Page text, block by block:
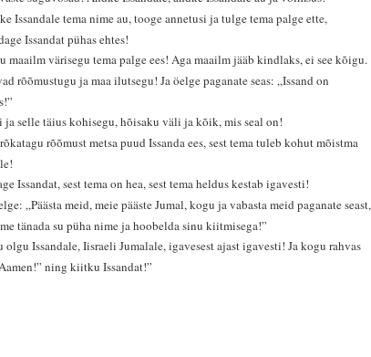
Issandale tema nime au, tooge annetusi ja tulge tema palge ette,
Issandat pühas ehtes!
maailm värisegu tema palge ees! Aga maailm jääb kindlaks, ei see kõigu.
rõõmustugu ja maa ilutsegu! Ja öelge paganate seas: „Issand on
ja selle täius kohisegu, hõisaku väli ja kõik, mis seal on!
rõõmust metsa puud Issanda ees, sest tema tuleb kohut mõistma
Issandat, sest tema on hea, sest tema heldus kestab igavesti!
„Päästa meid, meie pääste Jumal, kogu ja vabasta meid paganate seast,
tänada su püha nime ja hoobelda sinu kiitmisega!”
olgu Issandale, Iisraeli Jumalale, igavesest ajast igavesti! Ja kogu rahvas
ning kiitku Issandat!”